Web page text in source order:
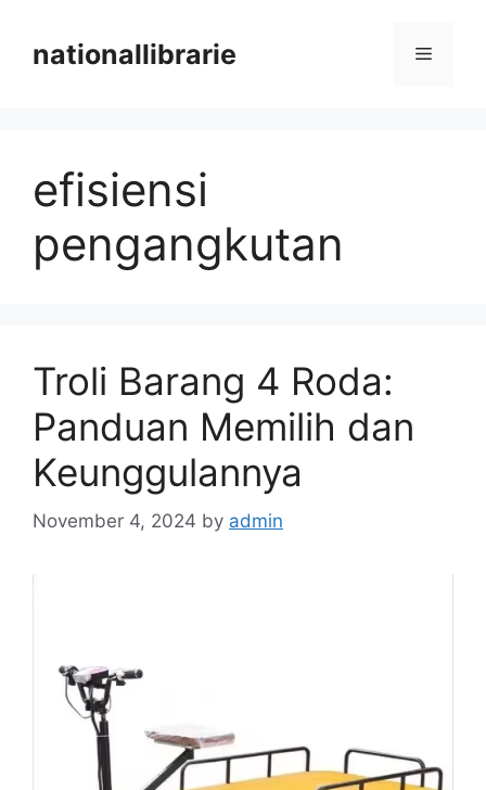
contentnationallibrarie Menu
efisiensi
pengangkutan
Troli Barang 4 Roda:
Panduan Memilih dan
Keunggulannya
November 4, 2024 by admin